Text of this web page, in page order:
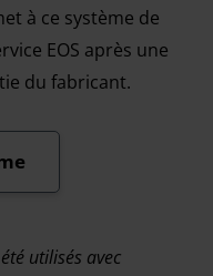
à ce système de
EOS après une
du fabricant.
utilisés avec